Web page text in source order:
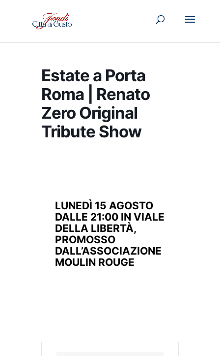
Estate a Porta
Roma | Renato
Zero Original
Tribute Show
LUNEDÌ 15 AGOSTO
DALLE 21:00 IN VIALE
DELLA LIBERTÀ,
PROMOSSO
DALL’ASSOCIAZIONE
MOULIN ROUGE